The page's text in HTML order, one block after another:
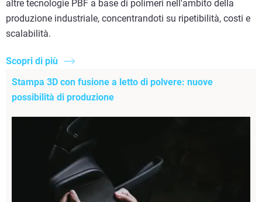
altre tecnologie PBF a base di polimeri nell'ambito della
produzione industriale, concentrandoti su ripetibilità, costi e
scalabilità.
Scopri di più
Stampa 3D con fusione a letto di polvere: nuove
possibilità di produzione